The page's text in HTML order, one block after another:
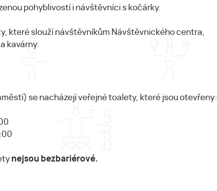
pohyblivostí i návštěvníci s kočárky.
které slouží návštěvníkům Návštěvnického centra,
kavárny.
se nacházejí veřejné toalety, které jsou otevřeny:
nejsou bezbariérové.